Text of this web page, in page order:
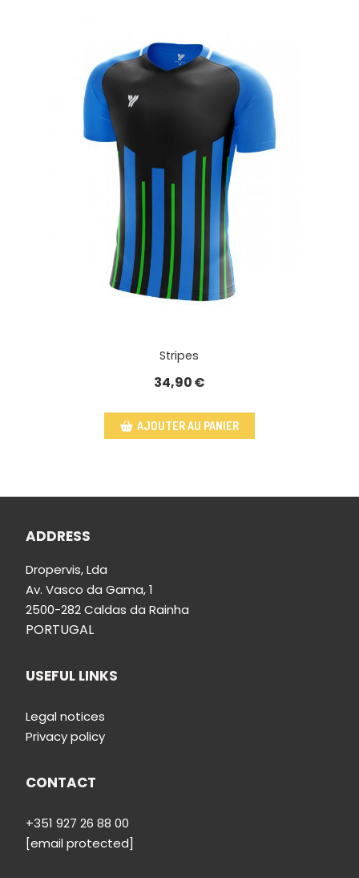
Stripes
34,90€
AJOUTER AU PANIER
ADDRESS
Dropervis, Lda
Av.Vasco da Gama, 1
2500-282 Caldas da Rainha
PORTUGAL
USEFUL LINKS
Legal notices
Privacy policy
CONTACT
+351 927 26 88 00
[email protected]